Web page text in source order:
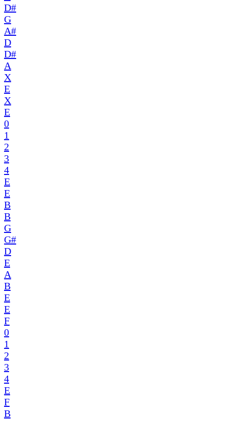
D#
G
A#
D
D#
A
X
E
X
E
0
1
2
3
4
E
E
B
B
G
G#
D
E
A
B
E
E
F
0
1
2
3
4
E
F
B